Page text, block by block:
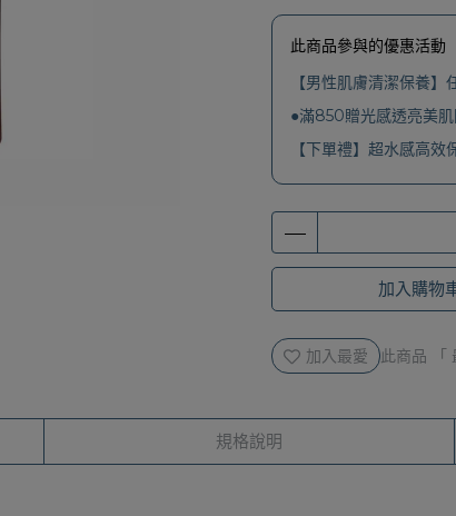
此商品參與的優惠活動
【男性肌膚清潔保養】
●滿850贈光感透亮美
【下單禮】超水感高
加入購物
加入最愛 此商品 「
規格說明